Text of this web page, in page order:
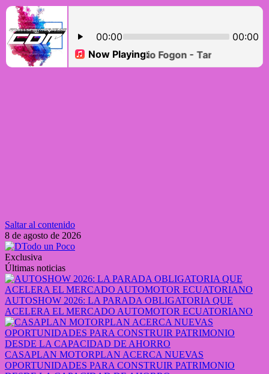
Saltar al contenido
8 de agosto de 2026
Exclusiva
Últimas noticias
AUTOSHOW 2026: LA PARADA OBLIGATORIA QUE
ACELERA EL MERCADO AUTOMOTOR ECUATORIANO
CASAPLAN MOTORPLAN ACERCA NUEVAS
OPORTUNIDADES PARA CONSTRUIR PATRIMONIO